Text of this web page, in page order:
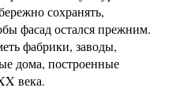
сохранять,
фасад остался прежним.
фабрики, заводы,
дома, построенные
века.